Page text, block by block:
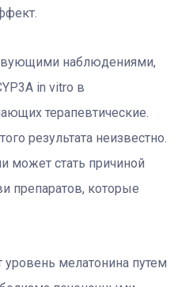
наблюдениями,
in vitro в
терапевтические.
результата неизвестно.
может стать причиной
препаратов, которые
мелатонина путем